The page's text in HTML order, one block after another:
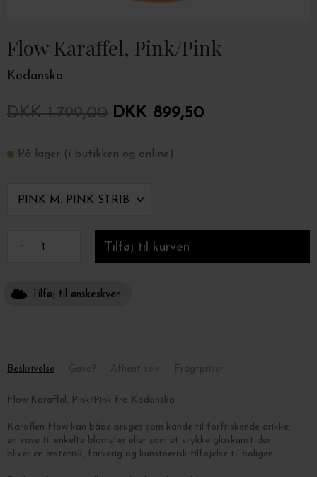
Flow Karaffel, Pink/Pink
Kodanska
DKK 1.799,00 DKK 899,50
På lager (i butikken og online)
- +
Tilføj til ønskeskyen
Beskrivelse
Flow Karaffel, Pink/Pink fra Kodanska
Karaflen Flow kan både bruges som kande til forfriskende drikke,
en vase til enkelte blomster eller som et stykke glaskunst der
bliver en æstetisk, farverig og kunstnerisk tilføjelse til boligen.